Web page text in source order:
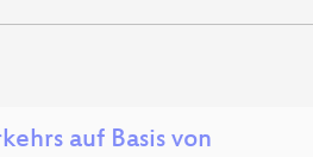
auf Basis von